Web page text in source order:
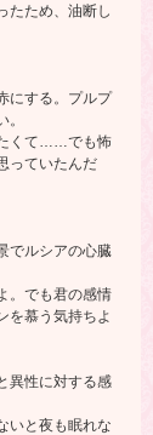
たため、油断し
にする。プルプ
たくて……でも怖
っていたんだ
でルシアの心臓
。でも君の感情
を慕う気持ちよ
異性に対する感
いと夜も眠れな